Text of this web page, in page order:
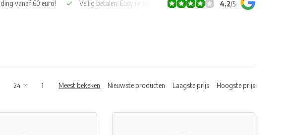
vanaf 60 euro! Veilig betalen, Easy retour 4,2/5
Meest bekeken Nieuwste producten Laagste prijs Hoogste prijs